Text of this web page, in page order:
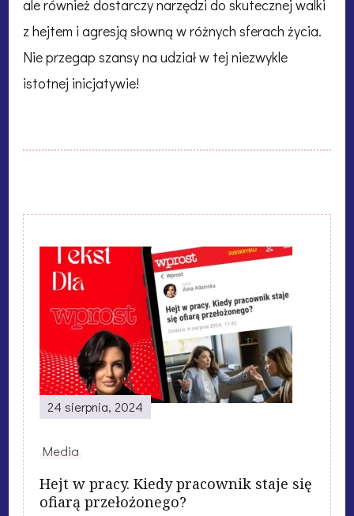
ale również dostarczy narzędzi do skutecznej walki
z hejtem i agresją słowną w różnych sferach życia.
Nie przegap szansy na udział w tej niezwykle
istotnej inicjatywie!
24 sierpnia, 2024
Media
Hejt w pracy. Kiedy pracownik staje się
ofiarą przełożonego?